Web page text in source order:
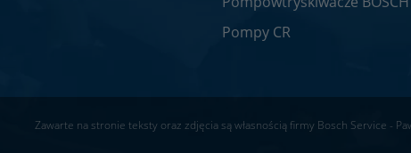
Nasz strona używa ciasteczek. Więcej informacji wPolityka
Pompy CR
Zawarte na stronie teksty oraz zdjęcia są własnością firmy Bosch Service -